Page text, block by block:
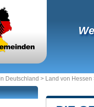
Deutschland > Land von Hessen